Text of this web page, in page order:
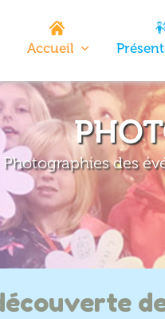
Accueil
Photographies des